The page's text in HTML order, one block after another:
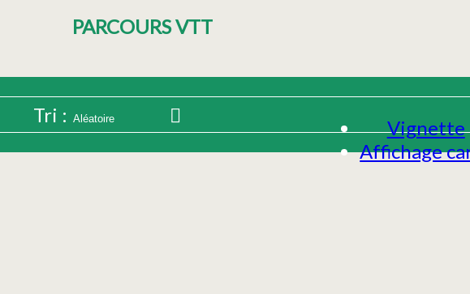
PARCOURS VTT
Vignette
Affichage
Tri :